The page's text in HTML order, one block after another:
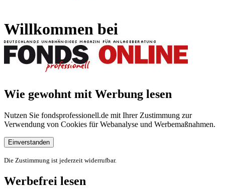
Willkommen bei
Wie gewohnt mit Werbung lesen
Nutzen Sie fondsprofessionell.de mit Ihrer Zustimmung zur
Verwendung von Cookies für Webanalyse und Werbemaßnahmen.
Einverstanden
Die Zustimmung ist jederzeit widerrufbar.
Werbefrei lesen